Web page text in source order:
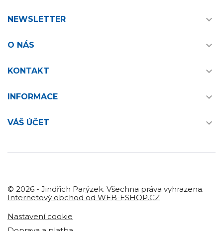
NEWSLETTER 
O NÁS 
KONTAKT 
INFORMACE 
VÁŠ ÚČET 
© 2026 - Jindřich Parýzek. Všechna práva vyhrazena.
Internetový obchod od WEB-ESHOP.CZ
Nastavení cookie